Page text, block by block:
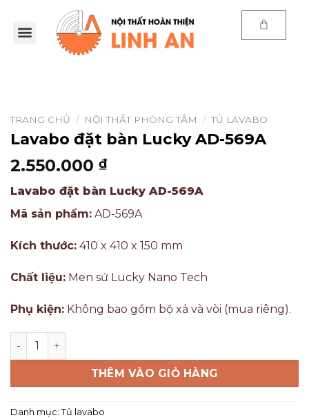
TRANG CHỦ / NỘI THẤT PHÒNG TẮM / TỦ LAVABO
Lavabo đặt bàn Lucky AD-569A
2.550.000 ₫
Lavabo đặt bàn Lucky AD-569A
Mã sản phẩm: AD-569A
Kích thước: 410 x 410 x 150 mm
Chất liệu: Men sứ Lucky Nano Tech
Phụ kiện: Không bao gồm bộ xả và vòi (mua riêng).
THÊM VÀO GIỎ HÀNG
Danh mục: Tủ lavabo